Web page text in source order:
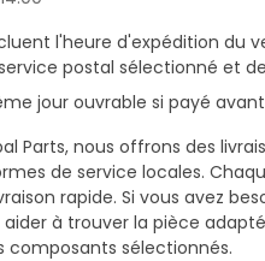
l'heure d'expédition du
postal sélectionné et
jour ouvrable si payé
Parts, nous offrons des
de service locales.
rapide. Si vous avez
aider à trouver la pièce
composants sélectionnés.